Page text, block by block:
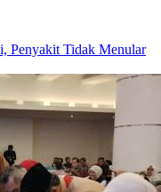
Penyakit Tidak Menular